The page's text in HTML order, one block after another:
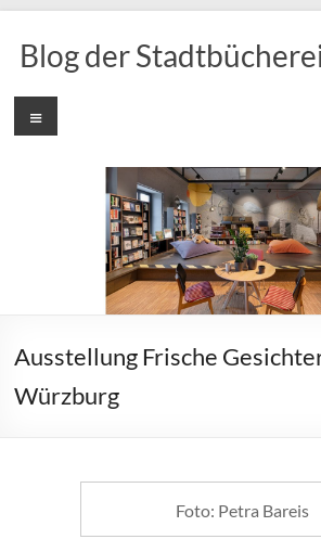
Inhalt
springen
Blog der
Menü
Ausstellung Frische
Würzburg
Foto: Petra Bareis